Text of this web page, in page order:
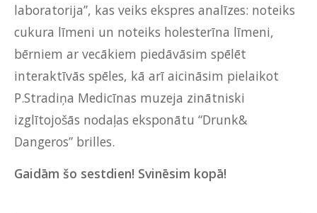
laboratorija’’, kas veiks ekspres analīzes: noteiks
cukura līmeni un noteiks holesterīna līmeni,
bērniem ar vecākiem piedāvāsim spēlēt
interaktīvās spēles, kā arī aicināsim pielaikot
P.Stradiņa Medicīnas muzeja zinātniski
izglītojošās nodaļas eksponātu “Drunk&
Dangeros” brilles.
Gaidām šo sestdien! Svinēsim kopā!